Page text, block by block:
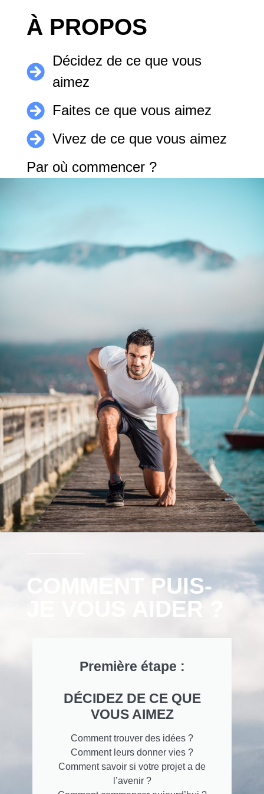
RÉALISEZ
VOS RÊVES
ET VIVEZ LA VIE DE
À PROPOS
Décidez de ce que vous
aimez
Faites ce que vous aimez
Vivez de ce que vous aimez
Par où commencer ?
COMMENT PUIS-
JE VOUS AIDER ?
Première étape :
DÉCIDEZ DE CE QUE
VOUS AIMEZ
Comment trouver des idées ?
Comment leurs donner vies ?
Comment savoir si votre projet a de
l’avenir ?